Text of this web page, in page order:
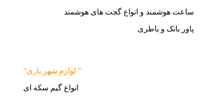
ساعت هوشمند و انواع گجت های هوشمند
پاور بانک و باطری
"لوازم شهر بازی "
انواع گیم سکه ای